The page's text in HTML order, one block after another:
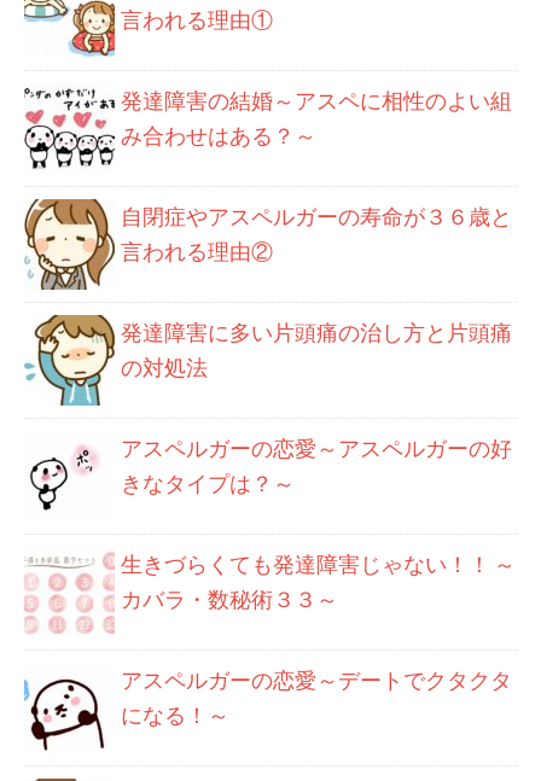
言われる理由①
発達障害の結婚～アスペに相性のよい組
み合わせはある？～
自閉症やアスペルガーの寿命が３６歳と
言われる理由②
発達障害に多い片頭痛の治し方と片頭痛
の対処法
アスペルガーの恋愛～アスペルガーの好
きなタイプは？～
生きづらくても発達障害じゃない！！ ～
カバラ・数秘術３３～
アスペルガーの恋愛～デートでクタクタ
になる！～